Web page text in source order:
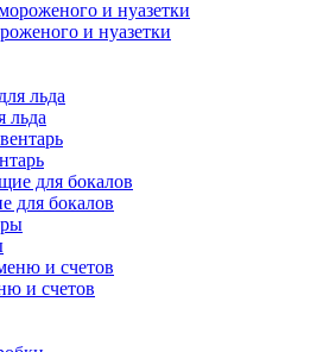
и нуазетки
льда
для бокалов
и счетов